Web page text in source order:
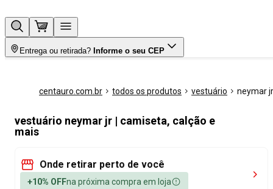
Entrega ou retirada? Informe o seu CEP
centauro.com.br todos os produtos vestuário neymar jr
vestuário neymar jr | camiseta, calção e
mais
Onde retirar perto de você
+10% OFFna próxima compra em loja